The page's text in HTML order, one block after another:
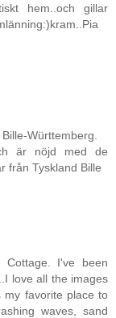
hem..och gillar
Württemberg.
är nöjd med de
från Tyskland Bille
I've been
love all the images
my favorite place to
waves, sand